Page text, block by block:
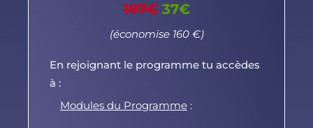
197€37€
(économise 160 €)
En rejoignant le programme tu accèdes
à :
Modules du Programme :